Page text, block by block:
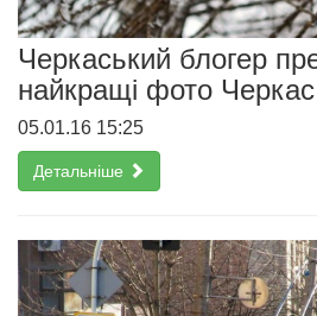
Черкаський блогер
найкращі фото
05.01.16 15:25
Детальніше